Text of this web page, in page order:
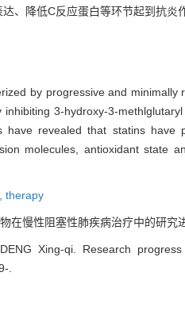
、降低C反应蛋白等环节起到抗炎
by progressive and
3-hydroxy-3-
revealed that statins
molecules, antioxidant state
therapy
在慢性阻塞性肺疾病治疗中的研
Xing-qi. Research
.